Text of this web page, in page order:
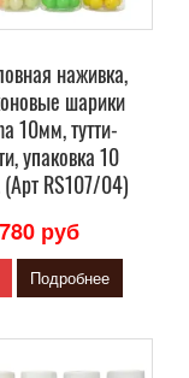
наживка,
шарики
10мм, тутти-
упаковка 10
(Арт RS107/04)
780 руб
Подробнее